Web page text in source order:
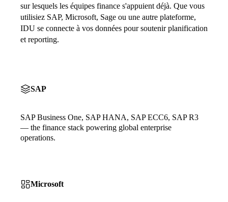
sur lesquels les équipes finance s'appuient déjà. Que vous
utilisiez SAP, Microsoft, Sage ou une autre plateforme,
IDU se connecte à vos données pour soutenir planification
et reporting.
SAP
SAP Business One, SAP HANA, SAP ECC6, SAP R3
— the finance stack powering global enterprise
operations.
Microsoft